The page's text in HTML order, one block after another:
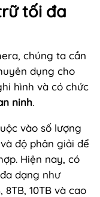
tối đa
chúng ta cần
dụng cho
hình và có chức
ninh.
vào số lượng
độ phân giải để
Hiện nay, có
dạng như
8TB, 10TB và cao